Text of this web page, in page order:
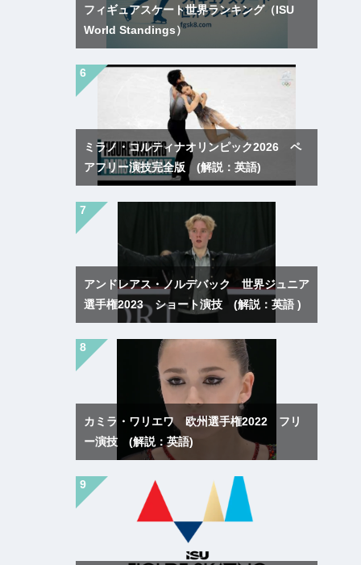
フィギュアスケート世界ランキング（ISU
World Standings）
ミラノ・コルティナオリンピック2026 ペ
アフリー演技完全版 (解説：英語)
アンドレアス・ノルデバック 世界ジュニア
選手権2023 ショート演技 (解説：英語 )
カミラ・ワリエワ 欧州選手権2022 フリ
ー演技 (解説：英語)